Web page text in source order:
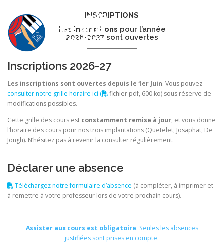
contenu
ACCUEIL S’INSCRIRE À L’ACADÉMIE
NOS COURS ÉQUIPE PÉDAGOGIQUE
INFOS GÉNÉRALES CONTACT
INSCRIPTIONS
Les inscriptions pour l’année
2026-2027 sont ouvertes
Inscriptions 2026-27
Les inscriptions sont ouvertes depuis le 1er Juin. Vous pouvez
consulter notre grille horaire ici (
fichier pdf, 600 ko) sous réserve de
modifications possibles.
Cette grille des cours est constamment remise à jour, et vous donne
l’horaire des cours pour nos trois implantations (Quetelet, Josaphat, De
Jongh). N’hésitez pas à revenir la consulter régulièrement.
Déclarer une absence
Téléchargez notre formulaire d’absence (à compléter, à imprimer et
à remettre à votre professeur lors de votre prochain cours).
Assister aux cours est obligatoire. Seules les absences
justifiées sont prises en compte.